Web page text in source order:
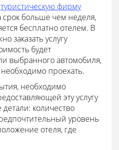
туристическую фирму
больше чем неделя,
бесплатно отелем. В
заказать услугу
будет
выбранного автомобиля,
проехать.
необходимо
эту услугу
количество
уровень
отеля, где